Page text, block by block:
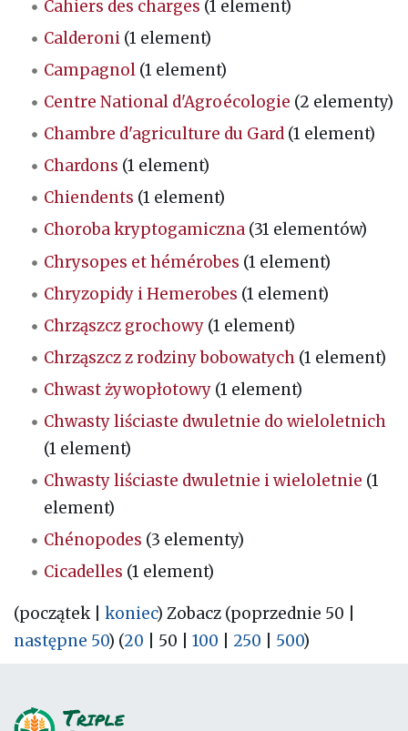
Cahiers des charges (1 element)
Calderoni (1 element)
Campagnol (1 element)
Centre National d'Agroécologie (2 elementy)
Chambre d'agriculture du Gard (1 element)
Chardons (1 element)
Chiendents (1 element)
Choroba kryptogamiczna (31 elementów)
Chrysopes et hémérobes (1 element)
Chryzopidy i Hemerobes (1 element)
Chrząszcz grochowy (1 element)
Chrząszcz z rodziny bobowatych (1 element)
Chwast żywopłotowy (1 element)
Chwasty liściaste dwuletnie do wieloletnich
(1 element)
Chwasty liściaste dwuletnie i wieloletnie (1
element)
Chénopodes (3 elementy)
Cicadelles (1 element)
(początek| koniec) Zobacz (poprzednie 50
następne 50) (20 50 100 250 500)